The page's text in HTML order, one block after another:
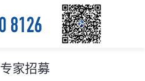
专家招募